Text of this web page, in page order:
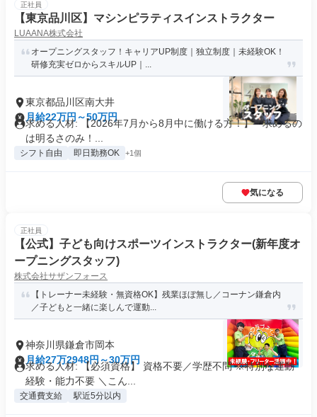
正社員
【東京品川区】マシンピラティスインストラクター
LUAANA株式会社
オープニングスタッフ！キャリアUP制度｜独立制度｜未経験OK！
研修充実ゼロからスキルUP｜...
東京都品川区南大井
月給22万円～50万円
求める人材: 【2026年7月から8月中に働ける方！】 * 求めるの
は明るさのみ！...
シフト自由 即日勤務OK +1個
気になる
正社員
【公式】子ども向けスポーツインストラクター(新年度オ
ープニングスタッフ)
株式会社サザンフォース
【トレーナー未経験・無資格OK】残業ほぼ無し／️コーナン鎌倉内
／子どもと一緒に楽しんで運動...
神奈川県鎌倉市岡本
月給27万2948円～30万円
求める人材: 【必須資格】 資格不要／学歴不問 ※特別な運動
経験・能力不要 ＼こん...
交通費支給 駅近5分以内